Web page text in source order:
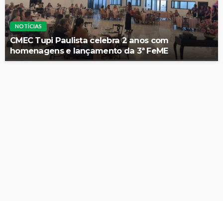
NOTÍCIAS
CMEC Tupi Paulista celebra 2 anos com
homenagens e lançamento da 3ª FeME